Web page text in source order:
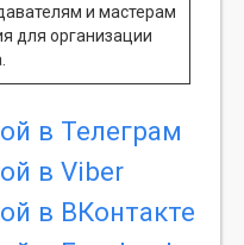
и мастерам
для организации